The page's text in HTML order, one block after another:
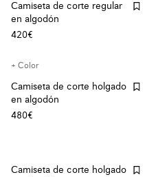
Camiseta de corte regular
en algodón
420€
+ Color
Camiseta de corte holgado
en algodón
480€
Camiseta de corte holgado